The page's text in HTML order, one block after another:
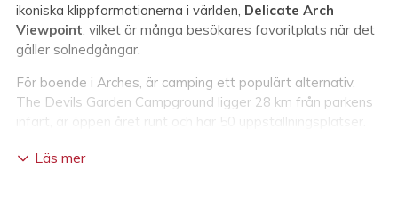
ikoniska klippformationerna i världen, Delicate Arch
Viewpoint, vilket är många besökares favoritplats när det
gäller solnedgångar.
För boende i Arches, är camping ett populärt alternativ.
The Devils Garden Campground ligger 28 km från parkens
infart, är öppen året runt och har 50 uppställningsplatser.
närliggande Moab. Vi rekommenderar att man förbokar sitt
Läs mer